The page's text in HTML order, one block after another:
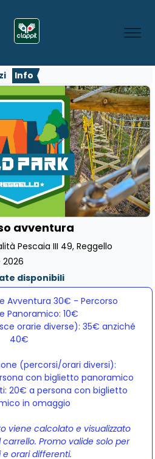
Info
avventura
Pescaia III 49, Reggello
disponibili
Avventura 30€ - Percorso
Panoramico: 10€
orarie diverse): 35€ anziché
40€
(percorsi/orari diversi):
con biglietto panoramico
20€ a persona con biglietto
in omaggio
viene calcolato e visualizzato
Promo valide solo per
e orari differenti.